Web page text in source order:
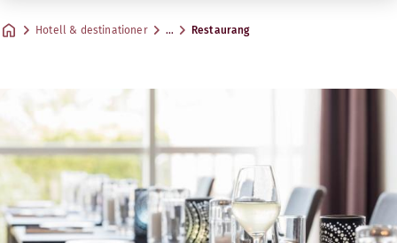
Hotell & destinationer … Restaurang